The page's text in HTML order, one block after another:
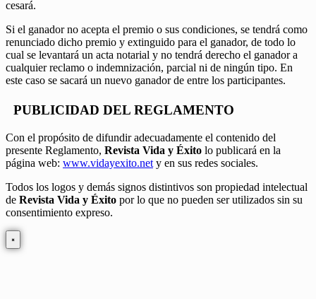
cesará.
Si el ganador no acepta el premio o sus condiciones, se tendrá como
renunciado dicho premio y extinguido para el ganador, de todo lo
cual se levantará un acta notarial y no tendrá derecho el ganador a
cualquier reclamo o indemnización, parcial ni de ningún tipo. En
este caso se sacará un nuevo ganador de entre los participantes.
PUBLICIDAD DEL REGLAMENTO
Con el propósito de difundir adecuadamente el contenido del
presente Reglamento, Revista Vida y Éxito lo publicará en la
página web: www.vidayexito.net y en sus redes sociales.
Todos los logos y demás signos distintivos son propiedad intelectual
de Revista Vida y Éxito por lo que no pueden ser utilizados sin su
consentimiento expreso.
×